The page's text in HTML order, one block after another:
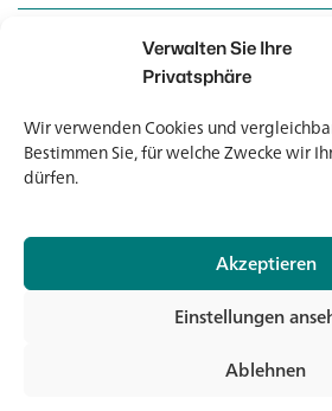
Verwalten Sie Ihre
Privatsphäre
Wir verwenden Cookies und
Bestimmen Sie, für welche Zwecke wir
dürfen.
Akzeptieren
Ablehnen
Einstellungen
Kontakt
Kontakt
Newsletter
Newsletter
© 2026 Banholzer
Impressum
Datenschutz